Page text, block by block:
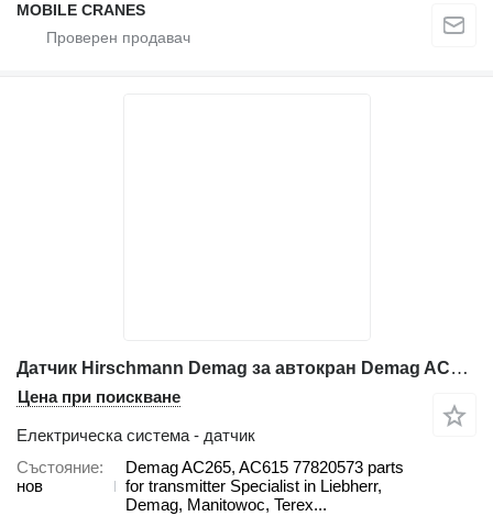
MOBILE CRANES
Датчик Hirschmann Demag за автокран Demag AC100
Цена при поискване
Електрическа система - датчик
Състояние
нов
Demag AC265, AC615 77820573 parts
for transmitter Specialist in Liebherr,
Demag, Manitowoc, Terex...